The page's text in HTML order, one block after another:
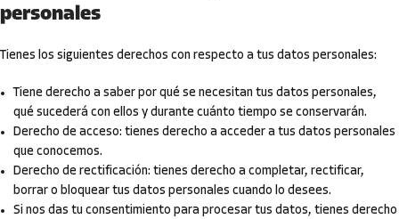
personales
Tienes los siguientes derechos con respecto a tus datos personales:
Tiene derecho a saber por qué se necesitan tus datos personales,
qué sucederá con ellos y durante cuánto tiempo se conservarán.
Derecho de acceso: tienes derecho a acceder a tus datos personales
que conocemos.
Derecho de rectificación: tienes derecho a completar, rectificar,
borrar o bloquear tus datos personales cuando lo desees.
Si nos das tu consentimiento para procesar tus datos, tienes derecho